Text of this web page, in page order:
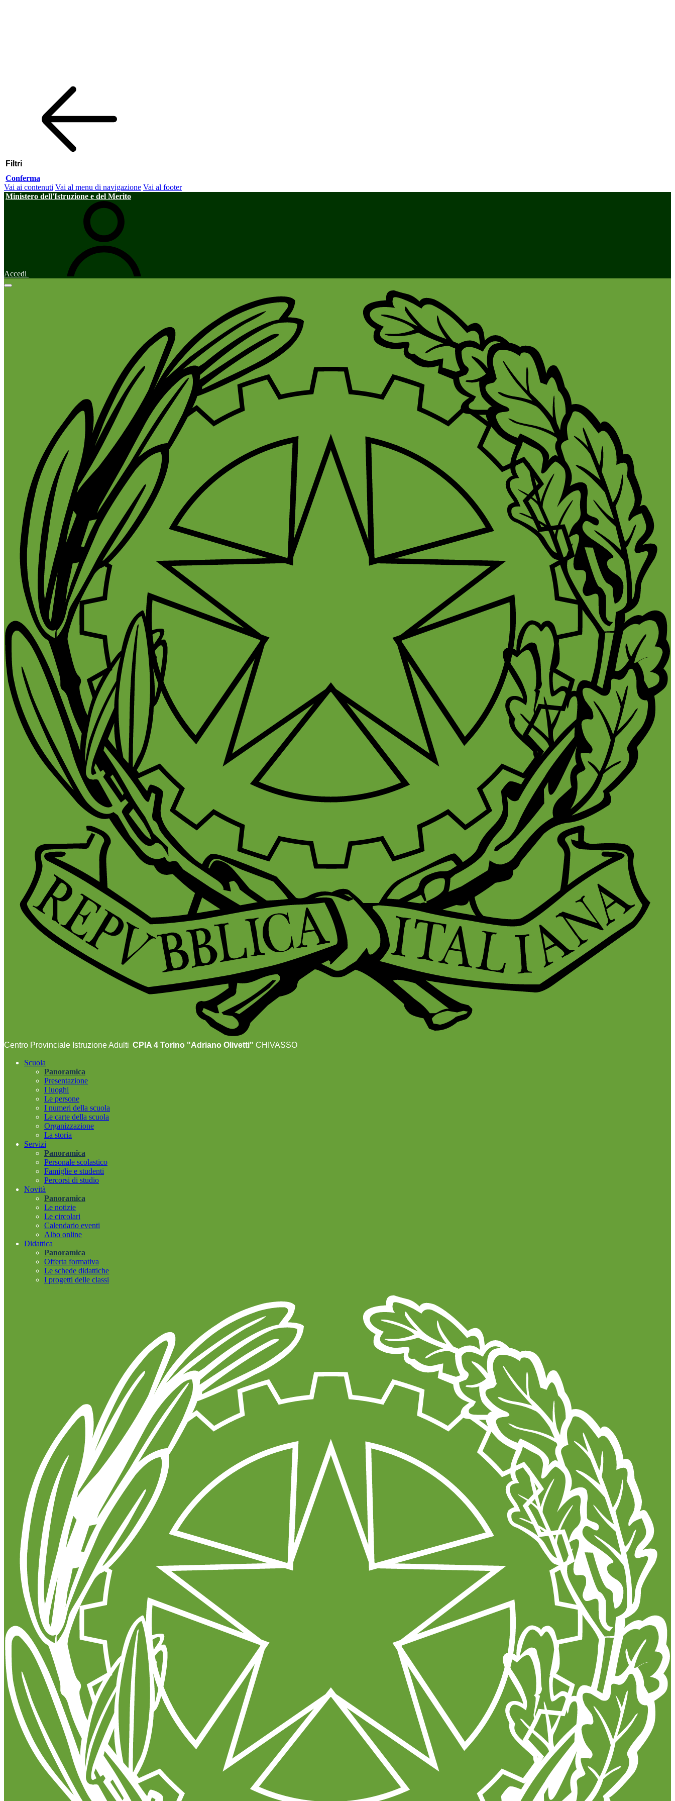
Filtri
Conferma
Vai ai contenuti Vai al menu di navigazione Vai al footer
Ministero dell'Istruzione e del Merito
Accedi
Centro Provinciale Istruzione Adulti CPIA 4 Torino "Adriano Olivetti" CHIVASSO
Scuola
Panoramica
Presentazione
I luoghi
Le persone
I numeri della scuola
Le carte della scuola
Organizzazione
La storia
Servizi
Panoramica
Personale scolastico
Famiglie e studenti
Percorsi di studio
Novità
Panoramica
Le notizie
Le circolari
Calendario eventi
Albo online
Didattica
Panoramica
Offerta formativa
Le schede didattiche
I progetti delle classi